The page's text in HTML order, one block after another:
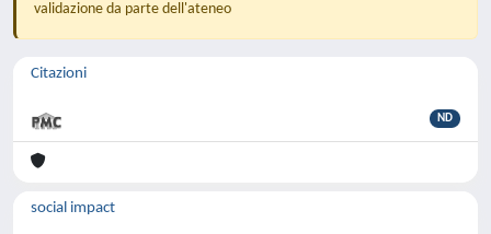
validazione da parte dell'ateneo
Citazioni
ND
social impact